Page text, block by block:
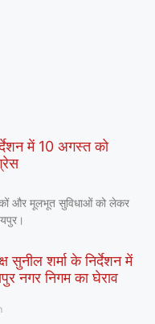
में 10 अगस्त को
और मूलभूत सुविधाओं को लेकर
सुनील शर्मा के निर्देशन में
नगर निगम का घेराव